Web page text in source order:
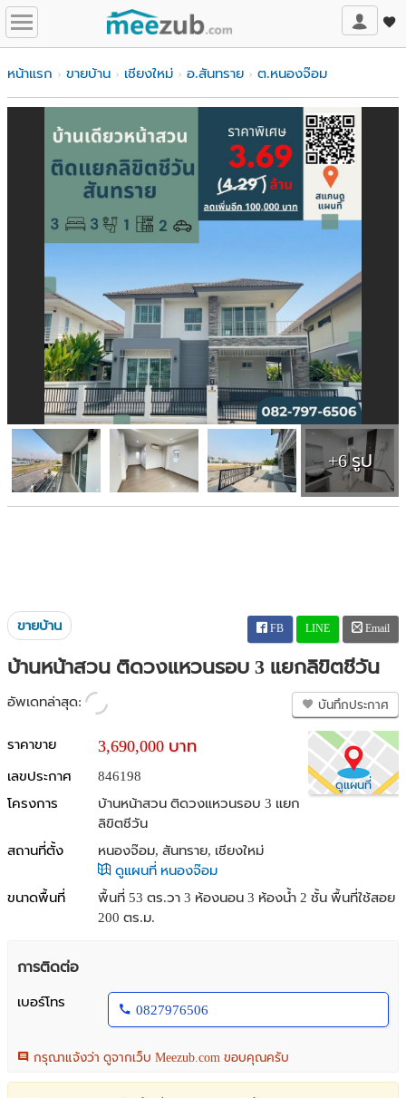
หน้าแรก ขายบ้าน เชียงใหม่ อ.สันทราย ต.หนองจ๊อม
+6 รูป
ขายบ้าน FB LINE Email
บ้านหน้าสวน ติดวงแหวนรอบ 3 แยกลิขิตชีวัน
อัพเดทล่าสุด: บันทึกประกาศ
ดูแผนที่
ราคาขาย 3,690,000 บาท
เลขประกาศ
846198
โครงการ
บ้านหน้าสวน ติดวงแหวนรอบ 3 แยก
ลิขิตชีวัน
สถานที่ตั้ง
หนองจ๊อม, สันทราย, เชียงใหม่
ดูแผนที่ หนองจ๊อม
ขนาดพื้นที่
พื้นที่ 53 ตร.วา 3 ห้องนอน 3 ห้องน้ำ 2 ชั้น พื้นที่ใช้สอย
200 ตร.ม.
การติดต่อ
เบอร์โทร
0827976506
กรุณาแจ้งว่า ดูจากเว็บ Meezub.com ขอบคุณครับ